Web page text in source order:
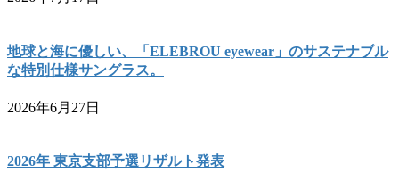
地球と海に優しい、「ELEBROU eyewear」のサステナブル
な特別仕様サングラス。
2026年6月27日
2026年 東京支部予選リザルト発表